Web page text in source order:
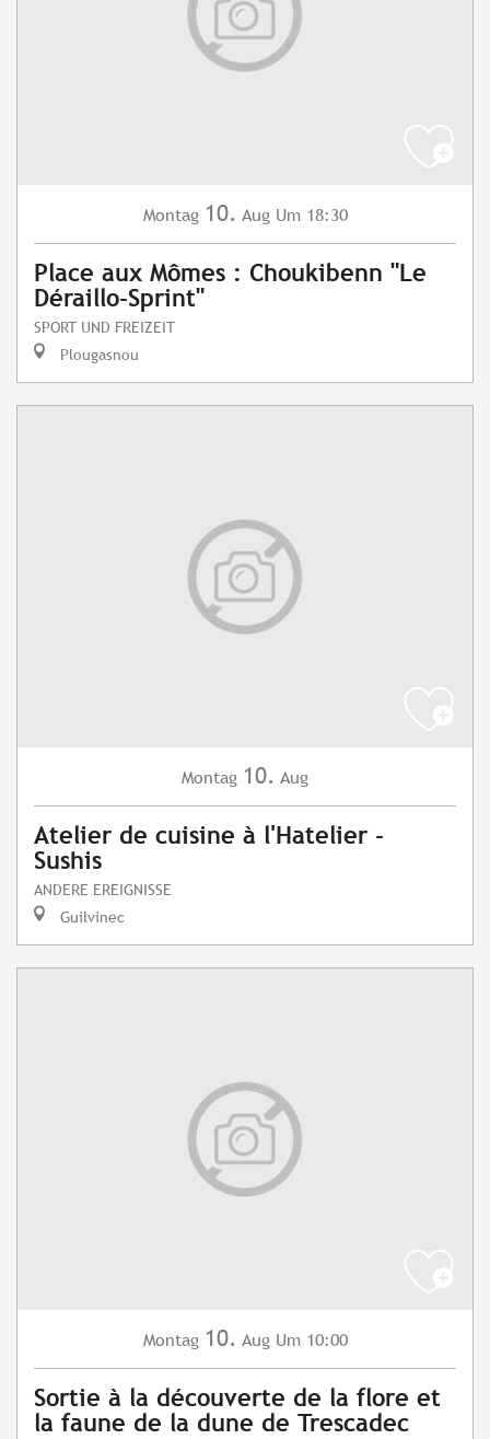
Montag 10. Aug Um 18:30
Place aux Mômes : Choukibenn "Le
Déraillo-Sprint"
SPORT UND FREIZEIT
Plougasnou
Montag 10. Aug
Atelier de cuisine à l'Hatelier -
Sushis
ANDERE EREIGNISSE
Guilvinec
Montag 10. Aug Um 10:00
Sortie à la découverte de la flore et
la faune de la dune de Trescadec